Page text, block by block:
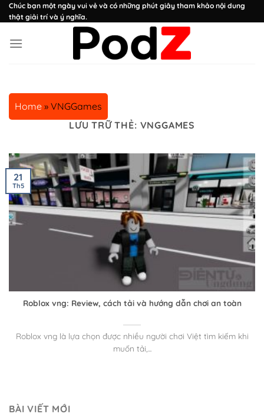
Chuyển
đến
dung
Chúc bạn một ngày vui vẻ và có những phút giây tham khảo nội dung
thật giải trí và ý nghĩa.
Home » VNGGames
LƯU TRỮ THẺ: VNGGAMES
Roblox vng: Review, cách tải và hướng dẫn chơi an toàn
Roblox vng là lựa chọn được nhiều người chơi Việt tìm kiếm khi
muốn tải,...
21
Th5
BÀI VIẾT MỚI